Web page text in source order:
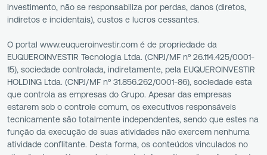
investimento, não se responsabiliza por perdas, danos (diretos,
indiretos e incidentais), custos e lucros cessantes.
O portal www.euqueroinvestir.com é de propriedade da
EUQUEROINVESTIR Tecnologia Ltda. (CNPJ/MF nº 26.114.425/0001-
15), sociedade controlada, indiretamente, pela EUQUEROINVESTIR
HOLDING Ltda. (CNPJ/MF nº 31.856.262/0001-86), sociedade esta
que controla as empresas do Grupo. Apesar das empresas
estarem sob o controle comum, os executivos responsáveis
tecnicamente são totalmente independentes, sendo que estes na
função da execução de suas atividades não exercem nenhuma
atividade conflitante. Desta forma, os conteúdos vinculados no